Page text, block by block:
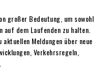
großer Bedeutung, um sowohl
dem Laufenden zu halten.
Meldungen über neue
Verkehrsregeln,